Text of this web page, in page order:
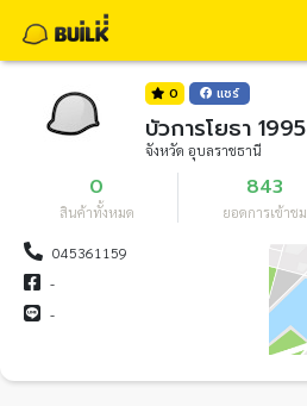
0 แชร์
บัวการโยธา 1995
จังหวัด อุบลราชธานี
0
สินค้าทั้งหมด
843
ยอดการเข้าชม
045361159
-
-